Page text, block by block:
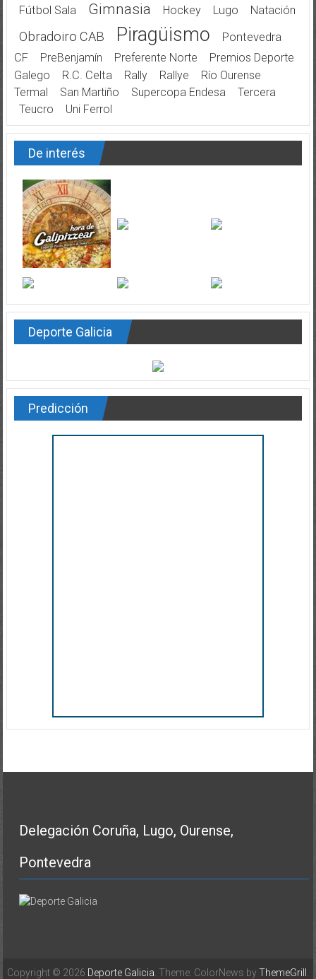
Fútbol Sala Gimnasia Hockey Lugo Natación
Obradoiro CAB Piragüismo
Pontevedra
CF
PreBenjamín Preferente Norte
Premios Deporte
Galego
R.C. Celta Rally Rallye
Río Ourense
Termal
San Martiño Supercopa Endesa
Tercera
Teucro
Uni Ferrol
De interés
Deporte Galicia
Predicción
Delegación Coruña, Lugo, Ourense,
Pontevedra
Copyright © 2026 Deporte Galicia . Theme: ColorNews byThemeGrill